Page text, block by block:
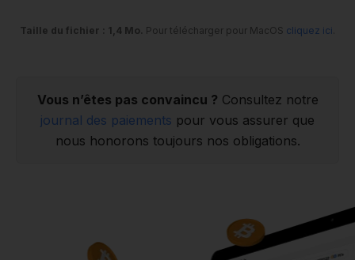
Taille du fichier : 1,4 Mo. Pour télécharger pour MacOS cliquez ici
Vous n’êtes pas convaincu ? Consultez notre
journal des paiements pour vous assurer que
nous honorons toujours nos obligations.